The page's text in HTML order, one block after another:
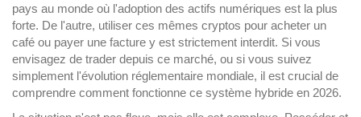
pays au monde où l'adoption des actifs numériques est la plus
forte. De l'autre, utiliser ces mêmes cryptos pour acheter un
café ou payer une facture y est strictement interdit. Si vous
envisagez de trader depuis ce marché, ou si vous suivez
simplement l'évolution réglementaire mondiale, il est crucial de
comprendre comment fonctionne ce système hybride en 2026.